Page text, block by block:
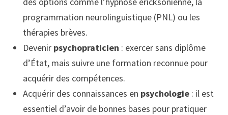
programmation neurolinguistique (PNL) ou les
thérapies brèves.
Devenir psychopraticien : exercer sans diplôme
d’État, mais suivre une formation reconnue pour
acquérir des compétences.
Acquérir des connaissances en psychologie: il est
essentiel d’avoir de bonnes bases pour pratiquer